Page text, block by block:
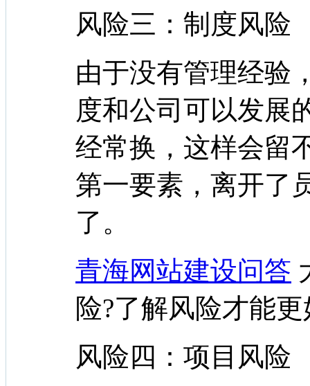
风险三：制度风险
由于没有管理经验
度和公司可以发展
经常换，这样会留
第一要素，离开了
了。
青海网站建设问答
险?了解风险才能
风险四：项目风险